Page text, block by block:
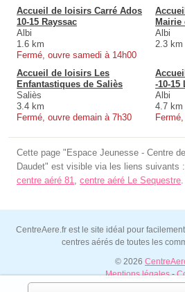
Accueil de loisirs Carré Ados
10-15 Rayssac
Albi
1.6 km
Fermé, ouvre samedi à 14h00
Mairie
Albi
2.3 km
Accueil de loisirs Les
Enfantastiques de Saliès
Saliès
3.4 km
Fermé, ouvre demain à 7h30
-10-15
Albi
4.7 km
Cette page "Espace Jeunesse - Centre
Daudet" est visible via les liens suivants :
centre aéré 81
centre aéré Le Sequestre
CentreAere.fr est le site idéal pour
centres aérés de toutes les
© 2026
Mentions légales-